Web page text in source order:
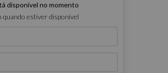
disponível no momento
quando estiver disponível